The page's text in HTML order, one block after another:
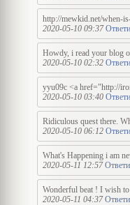
http://mewkid.net/when-
2020-05-10 09:37
Howdy, i read your blog
2020-05-10 02:32
yyu09c <a href="http://
2020-05-10 03:40
Ridiculous quest there.
2020-05-10 06:12
What's Happening i am
2020-05-11 12:57
Wonderful beat ! I wish to
2020-05-11 04:37